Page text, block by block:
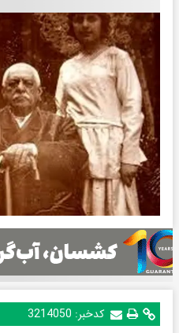
کدخبر: 3214050